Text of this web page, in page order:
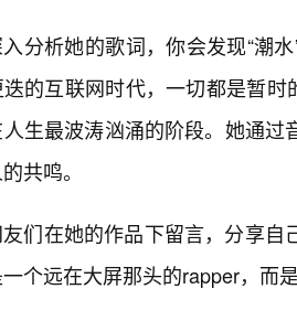
分析她的歌词，你会发现“潮
的互联网时代，一切都是暂时
生最波涛汹涌的阶段。她通
共鸣。
们在她的作品下留言，分享
个远在大屏那头的rapper，而